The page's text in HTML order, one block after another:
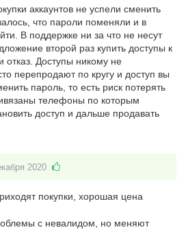
аккаунтов не успели сменить
что пароли поменяли и в
В поддержке ни за что не несут
второй раз купить доступы к
отказ. Доступы никому не
перепродают по кругу и доступ вы
пароль, то есть риск потерять
телефоны по которым
доступ и дальше продавать
2020
покупки, хорошая цена
с невалидом, но меняют